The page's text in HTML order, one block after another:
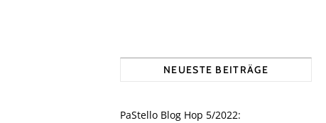
NEUESTE BEITRÄGE
PaStello Blog Hop 5/2022: